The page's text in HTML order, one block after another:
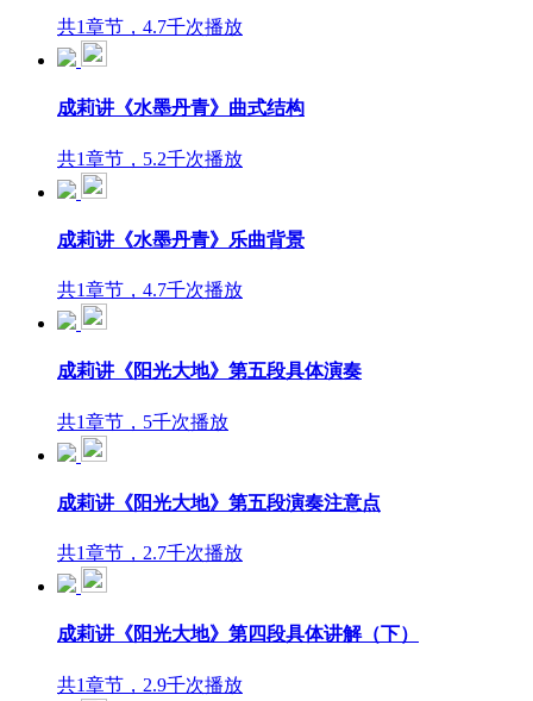
共1章节，4.7千次播放
成莉讲《水墨丹青》曲式结构
共1章节，5.2千次播放
成莉讲《水墨丹青》乐曲背景
共1章节，4.7千次播放
成莉讲《阳光大地》第五段具体演奏
共1章节，5千次播放
成莉讲《阳光大地》第五段演奏注意点
共1章节，2.7千次播放
成莉讲《阳光大地》第四段具体讲解（下）
共1章节，2.9千次播放